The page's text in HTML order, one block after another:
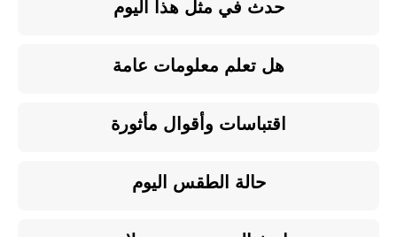
حدث في مثل هذا اليوم
هل تعلم معلومات عامة
اقتباسات وأقوال مأثورة
حالة الطقس اليوم